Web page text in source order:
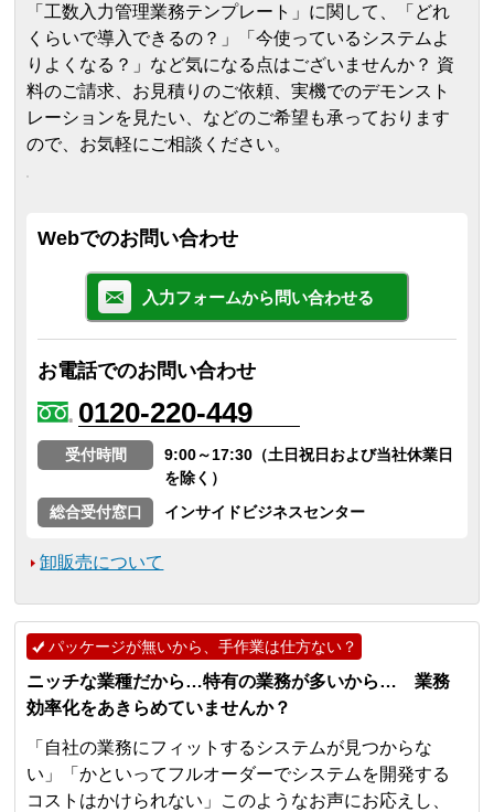
「工数入力管理業務テンプレート」に関して、「どれ
くらいで導入できるの？」「今使っているシステムよ
りよくなる？」など気になる点はございませんか？ 資
料のご請求、お見積りのご依頼、実機でのデモンスト
レーションを見たい、などのご希望も承っております
ので、お気軽にご相談ください。
Webでのお問い合わせ
入力フォームから問い合わせる
お電話でのお問い合わせ
0120-220-449
受付時間
9:00～17:30（土日祝日および当社休業日
を除く）
総合受付窓口
インサイドビジネスセンター
卸販売について
パッケージが無いから、手作業は仕方ない？
ニッチな業種だから…特有の業務が多いから… 業務
効率化をあきらめていませんか？
「自社の業務にフィットするシステムが見つからな
い」「かといってフルオーダーでシステムを開発する
コストはかけられない」このようなお声にお応えし、